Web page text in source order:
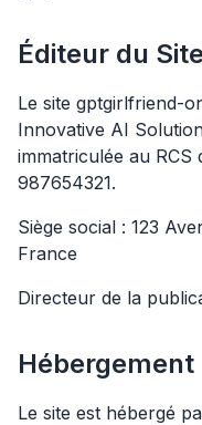
Éditeur du Site
Le site gptgirlfriend-
Innovative AI
immatriculée au RCS
987654321.
Siège social : 123
France
Directeur de la
Hébergement
Le site est hébergé